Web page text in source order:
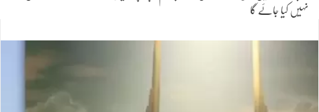
نہیں کیا جائے گا